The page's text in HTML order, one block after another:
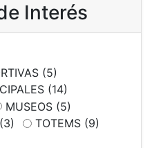
Interés
(5)
(14)
MUSEOS (5)
TOTEMS (9)